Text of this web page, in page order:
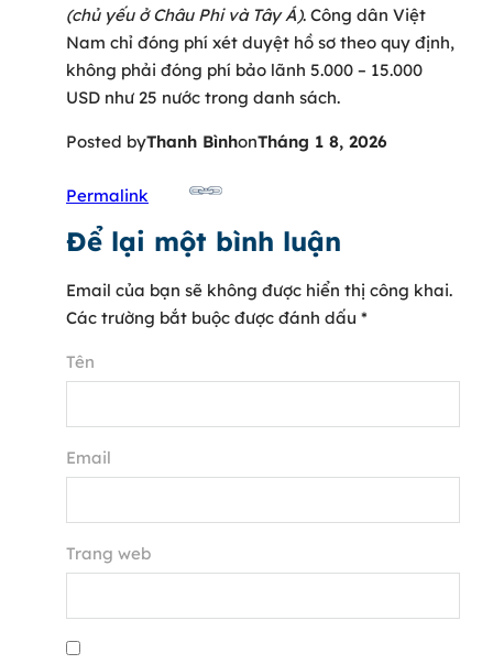
(chủ yếu ở Châu Phi và Tây Á). Công dân Việt
Nam chỉ đóng phí xét duyệt hồ sơ theo quy định,
không phải đóng phí bảo lãnh 5.000 – 15.000
USD như 25 nước trong danh sách.
Posted byThanh BìnhonTháng 1 8, 2026
Permalink
Để lại một bình luận
Email của bạn sẽ không được hiển thị công khai.
Các trường bắt buộc được đánh dấu *
Tên
Email
Trang web